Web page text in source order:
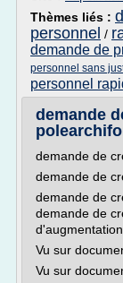
Thèmes liés :
personnel /
demande de
personnel sans
personnel
demande
demande de
demande de
demande de
demande de
Vu sur
Vu sur